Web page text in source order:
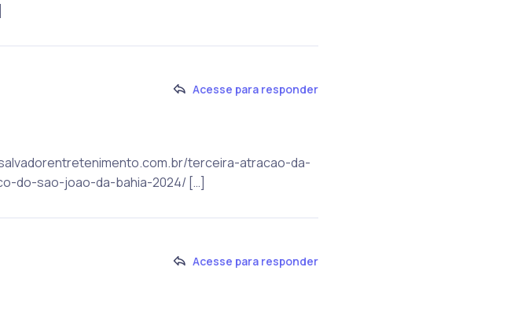
Acesse para responder
terceira-atracao-da-
do-sao-joao-da-bahia-2024/ […]
Acesse para responder